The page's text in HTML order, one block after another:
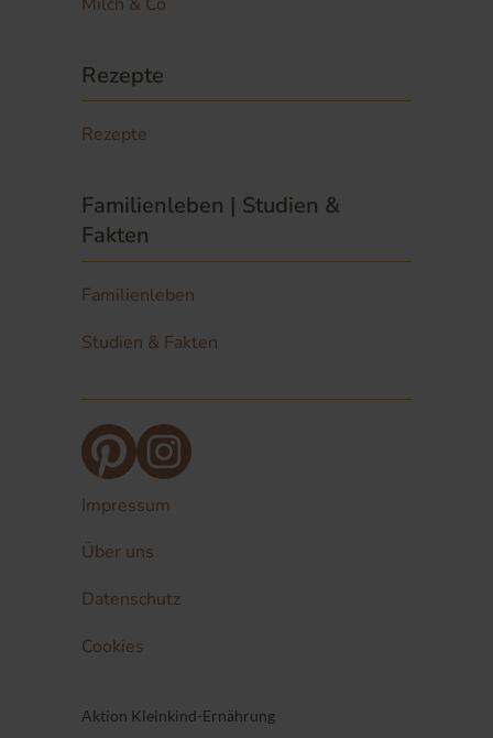
Rezepte
Rezepte
Familienleben | Studien &
Fakten
Familienleben
Studien & Fakten
Impressum
Über uns
Datenschutz
Cookies
Aktion Kleinkind-Ernährung